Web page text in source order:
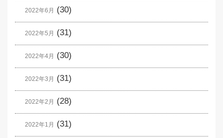
2022年6月 (30)
2022年5月 (31)
2022年4月 (30)
2022年3月 (31)
2022年2月 (28)
2022年1月 (31)